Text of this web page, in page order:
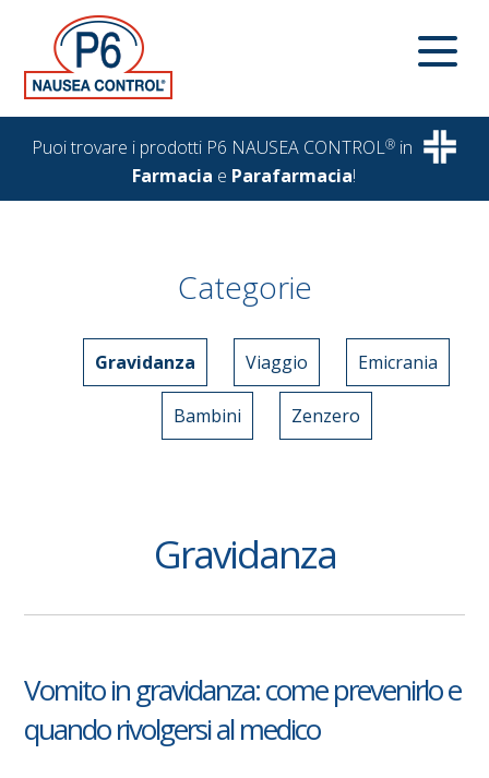
Puoi trovare i prodotti P6 NAUSEA CONTROL® in
Farmacia e Parafarmacia!
Categorie
Gravidanza Viaggio Emicrania
Bambini Zenzero
Gravidanza
Vomito in gravidanza: come prevenirlo e
quando rivolgersi al medico